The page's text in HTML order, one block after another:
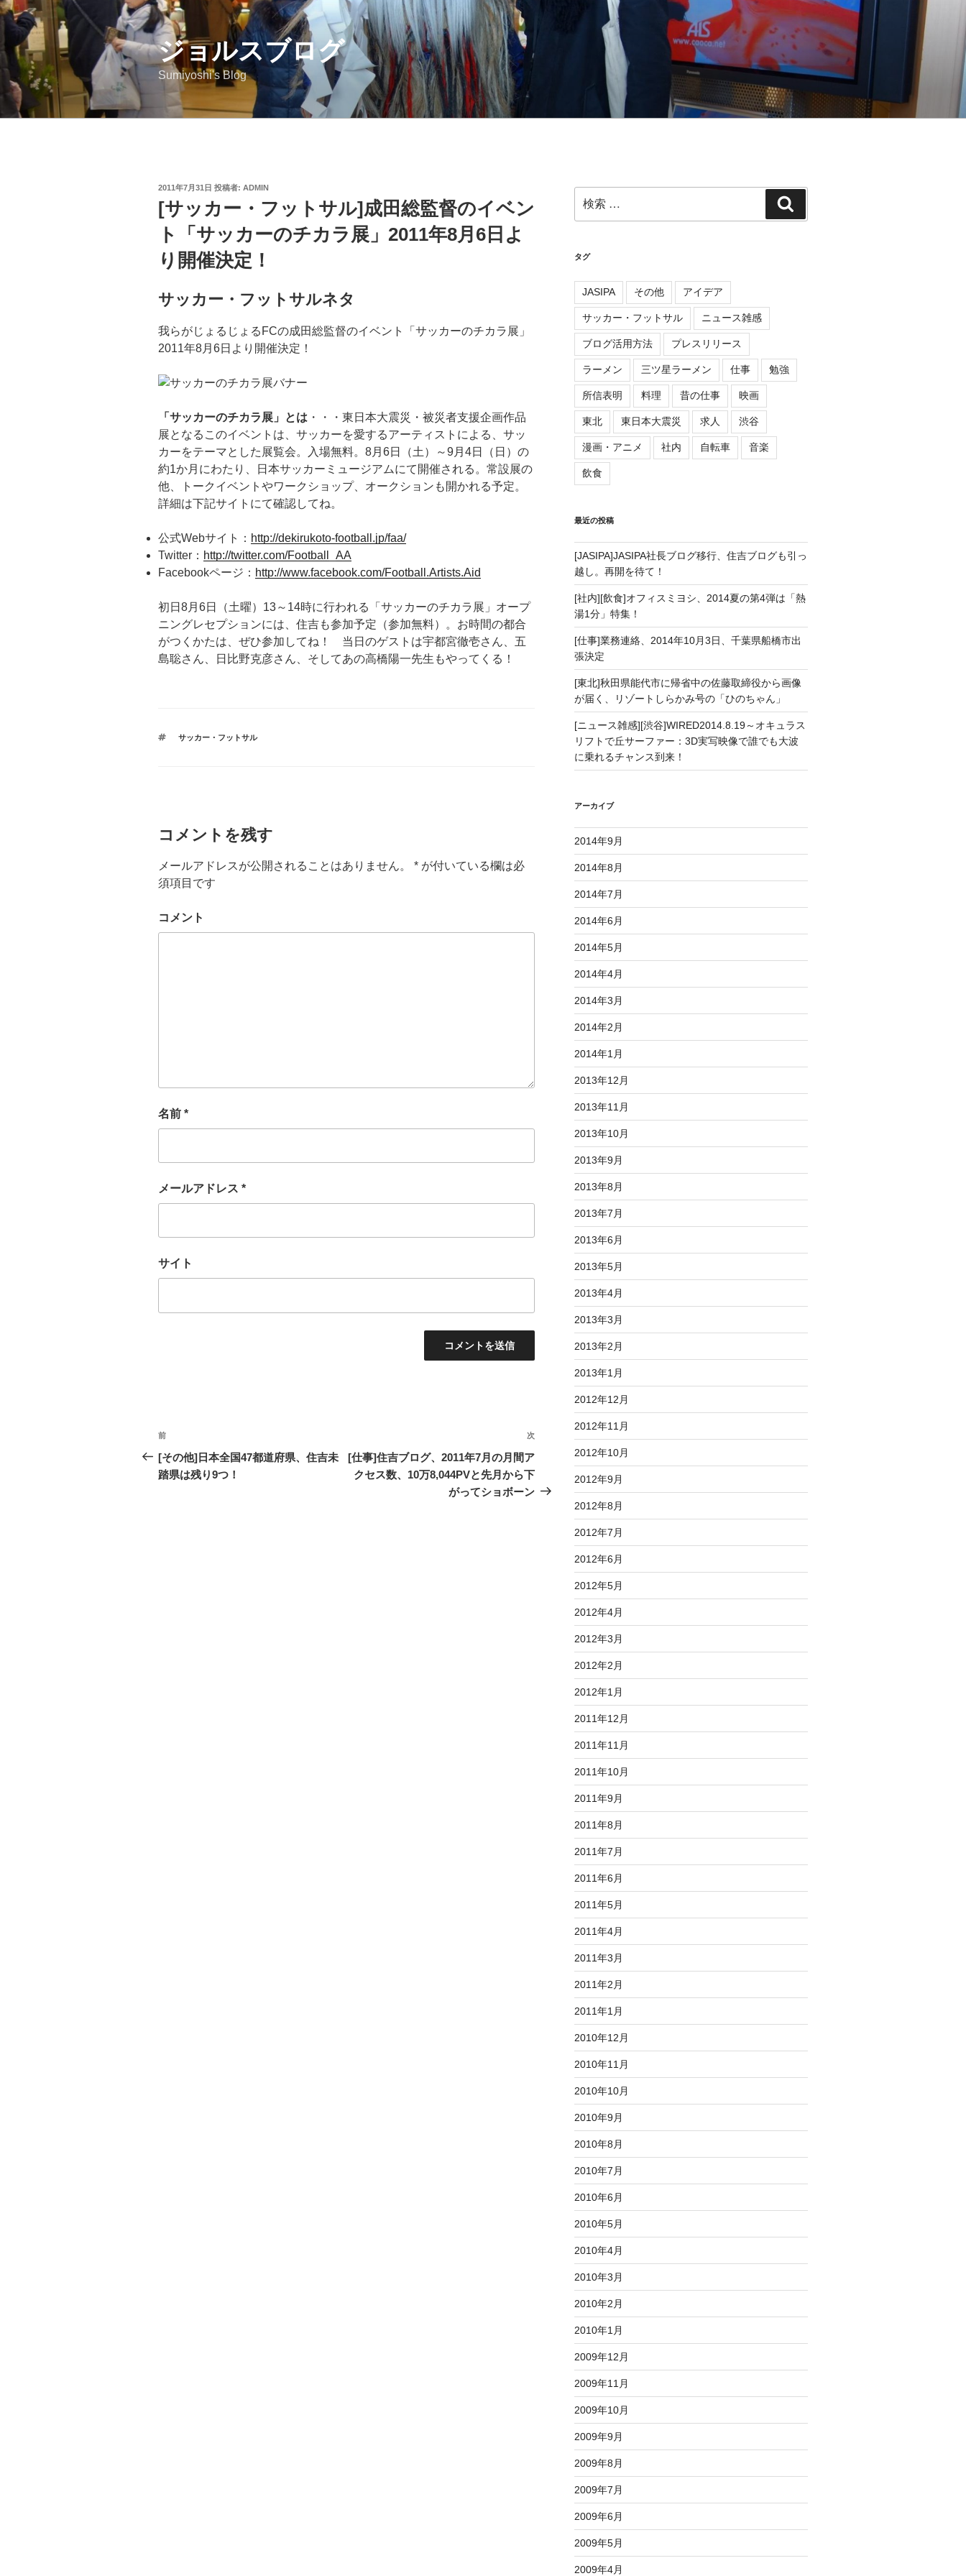
コ
ツ
へ
ジョルスブログ
Sumiyoshi's Blog
投
2011年7月31日 投稿者: ADMIN
[サッカー・フットサル]成田総監督のイベン
ト「サッカーのチカラ展」2011年8月6日よ
り開催決定！
サッカー・フットサルネタ
我らがじょるじょるFCの成田総監督のイベント「サッカーのチカラ展」
2011年8月6日より開催決定！
「サッカーのチカラ展」とは ・・・東日本大震災・被災者支援企画作品
展となるこのイベントは、サッカーを愛するアーティストによる、サッ
カーをテーマとした展覧会。入場無料。8月6日（土）～9月4日（日）の
約1か月にわたり、日本サッカーミュージアムにて開催される。常設展の
他、トークイベントやワークショップ、オークションも開かれる予定。
詳細は下記サイトにて確認してね。
公式Webサイト： http://dekirukoto-football.jp/faa/
Twitter： http://twitter.com/Football_AA
Facebookページ： http://www.facebook.com/Football.Artists.Aid
初日8月6日（土曜）13～14時に行われる「サッカーのチカラ展」オープ
ニングレセプションには、住吉も参加予定（参加無料）。お時間の都合
がつくかたは、ぜひ参加してね！ 当日のゲストは宇都宮徹壱さん、五
島聡さん、日比野克彦さん、そしてあの高橋陽一先生もやってくる！
タ
サッカー・フットサル
コメントを残す
メールアドレスが公開されることはありません。 * が付いている欄は必
須項目です
コメント
名前 *
メールアドレス *
サイト
投
稿
ナ
過
去
の
前
[その他]日本全国47都道府県、住吉未
踏県は残り9つ！
稿
次
[仕事]住吉ブログ、2011年7月の月間ア
クセス数、10万8,044PVと先月から下
がってショボーン
索:
索
タグ
JASIPA その他 アイデア
サッカー・フットサル ニュース雑感
ブログ活用方法 プレスリリース
ラーメン 三ツ星ラーメン 仕事 勉強
所信表明 料理 昔の仕事 映画
東北 東日本大震災 求人 渋谷
漫画・アニメ 社内 自転車 音楽
飲食
最近の投稿
[JASIPA]JASIPA社長ブログ移行、住吉ブログも引っ
越し。再開を待て！
[社内][飲食]オフィスミヨシ、2014夏の第4弾は「熱
湯1分」特集！
[仕事]業務連絡、2014年10月3日、千葉県船橋市出
張決定
[東北]秋田県能代市に帰省中の佐藤取締役から画像
が届く、リゾートしらかみ号の「ひのちゃん」
[ニュース雑感][渋谷]WIRED2014.8.19～オキュラス
リフトで丘サーファー：3D実写映像で誰でも大波
に乗れるチャンス到来！
アーカイブ
2014年9月
2014年8月
2014年7月
2014年6月
2014年5月
2014年4月
2014年3月
2014年2月
2014年1月
2013年12月
2013年11月
2013年10月
2013年9月
2013年8月
2013年7月
2013年6月
2013年5月
2013年4月
2013年3月
2013年2月
2013年1月
2012年12月
2012年11月
2012年10月
2012年9月
2012年8月
2012年7月
2012年6月
2012年5月
2012年4月
2012年3月
2012年2月
2012年1月
2011年12月
2011年11月
2011年10月
2011年9月
2011年8月
2011年7月
2011年6月
2011年5月
2011年4月
2011年3月
2011年2月
2011年1月
2010年12月
2010年11月
2010年10月
2010年9月
2010年8月
2010年7月
2010年6月
2010年5月
2010年4月
2010年3月
2010年2月
2010年1月
2009年12月
2009年11月
2009年10月
2009年9月
2009年8月
2009年7月
2009年6月
2009年5月
2009年4月